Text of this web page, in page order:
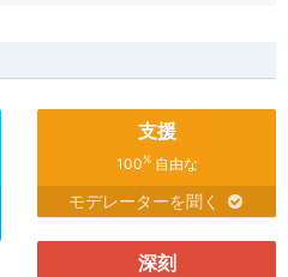
支援
100%自由な
モデレーターを聞く
深刻